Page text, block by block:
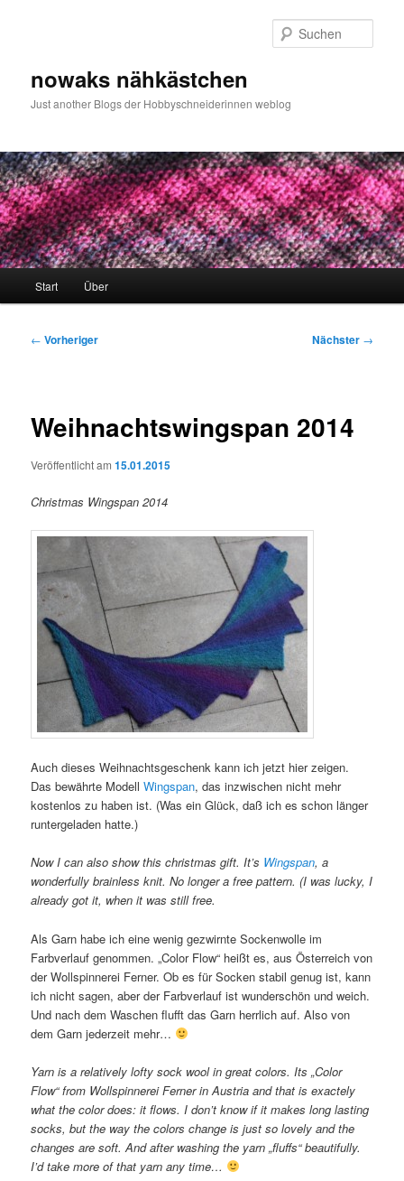
nowaks nähkästchen
Just another Blogs der Hobbyschneiderinnen weblog
Start Über
Beitragsnavigation
← Vorheriger Nächster →
Weihnachtswingspan 2014
Veröffentlicht am15.01.2015
Christmas Wingspan 2014
Auch dieses Weihnachtsgeschenk kann ich jetzt hier zeigen.
Das bewährte ModellWingspan, das inzwischen nicht mehr
kostenlos zu haben ist. (Was ein Glück, daß ich es schon länger
runtergeladen hatte.)
Now I can also show this christmas gift. It’s Wingspan, a
wonderfully brainless knit. No longer a free pattern. (I was lucky, I
already got it, when it was still free.
Als Garn habe ich eine wenig gezwirnte Sockenwolle im
Farbverlauf genommen. „Color Flow“ heißt es, aus Österreich von
der Wollspinnerei Ferner. Ob es für Socken stabil genug ist, kann
ich nicht sagen, aber der Farbverlauf ist wunderschön und weich.
Und nach dem Waschen flufft das Garn herrlich auf. Also von
dem Garn jederzeit mehr…
Yarn is a relatively lofty sock wool in great colors. Its „Color
Flow“ from Wollspinnerei Ferner in Austria and that is exactely
what the color does: it flows. I don’t know if it makes long lasting
socks, but the way the colors change is just so lovely and the
changes are soft. And after washing the yarn „fluffs“ beautifully.
I’d take more of that yarn any time…